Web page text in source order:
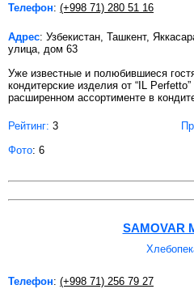
Телефон: (+998 71) 280 51 16
Адрес: Узбекистан, Ташкент,
улица, дом 63
Уже известные и полюбившиеся
кондитерские изделия от “IL
расширенном ассортименте в
Рейтинг: 3
Фото: 6
SAMOVAR
Телефон: (+998 71) 256 79 27